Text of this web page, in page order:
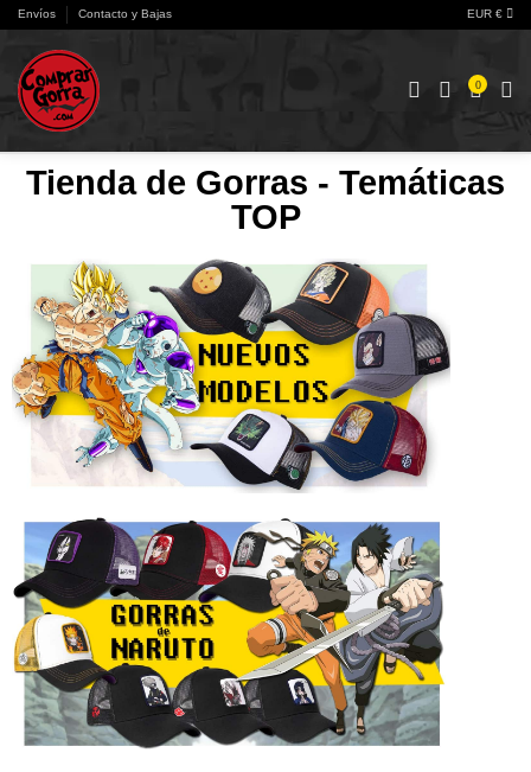
Envíos Contacto y Bajas EUR €
0
Tienda de Gorras - Temáticas
TOP